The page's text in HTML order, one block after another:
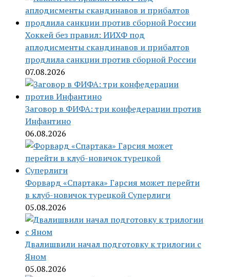
Хоккей без правил: ИИХФ под
аплодисменты скандинавов и прибалтов
продлила санкции против сборной России
07.08.2026
Заговор в ФИФА: три конфедерации против
Инфантино
06.08.2026
Форвард «Спартака» Гарсия может перейти
в клуб-новичок турецкой Суперлиги
05.08.2026
Двалишвили начал подготовку к трилогии с
Яном
05.08.2026